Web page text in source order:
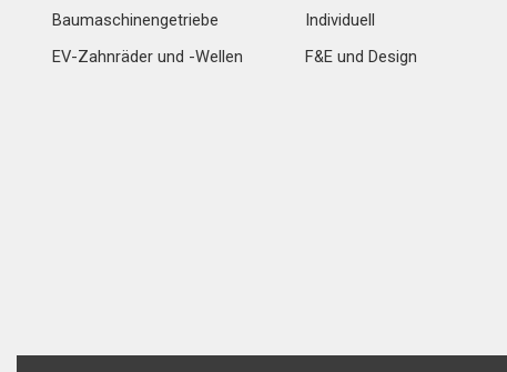
Baumaschinengetriebe
EV-Zahnräder und -Wellen
Individuell
F&E und Design